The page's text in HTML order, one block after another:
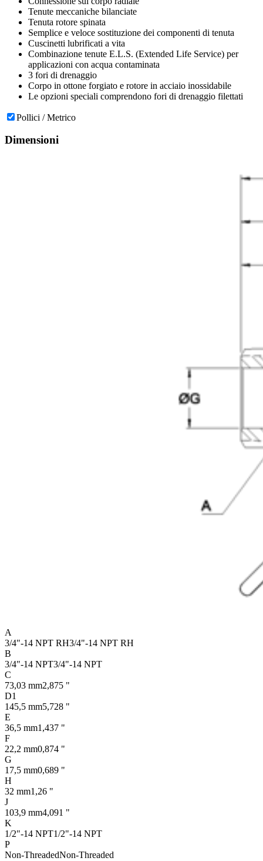
Tenute meccaniche bilanciate
Tenuta rotore spinata
Semplice e veloce sostituzione dei componenti di tenuta
Cuscinetti lubrificati a vita
Combinazione tenute E.L.S. (Extended Life Service) per
applicazioni con acqua contaminata
3 fori di drenaggio
Corpo in ottone forgiato e rotore in acciaio inossidabile
Le opzioni speciali comprendono fori di drenaggio filettati
Pollici / Metrico
Dimensioni
A
3/4"-14 NPT RH3/4"-14 NPT RH
B
3/4"-14 NPT3/4"-14 NPT
C
73,03 mm2,875 "
D1
145,5 mm5,728 "
E
36,5 mm1,437 "
F
22,2 mm0,874 "
G
17,5 mm0,689 "
H
32 mm1,26 "
J
103,9 mm4,091 "
K
1/2"-14 NPT1/2"-14 NPT
P
Non-ThreadedNon-Threaded